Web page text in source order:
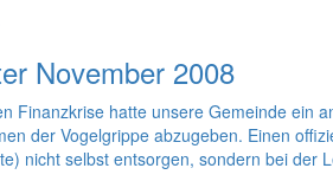
November 2008
Finanzkrise hatte unsere Gemeinde ein
der Vogelgrippe abzugeben. Einen
nicht selbst entsorgen, sondern bei der